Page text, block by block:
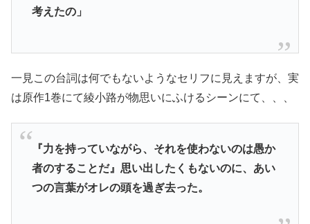
考えたの」
一見この台詞は何でもないようなセリフに見えますが、実
は原作1巻にて綾小路が物思いにふけるシーンにて、、、
『力を持っていながら、それを使わないのは愚か
者のすることだ』思い出したくもないのに、あい
つの言葉がオレの頭を過ぎ去った。